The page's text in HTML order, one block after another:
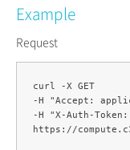
Example
Request
curl -X GET
-H "Accept:
-H "X-Auth-Token:
https://